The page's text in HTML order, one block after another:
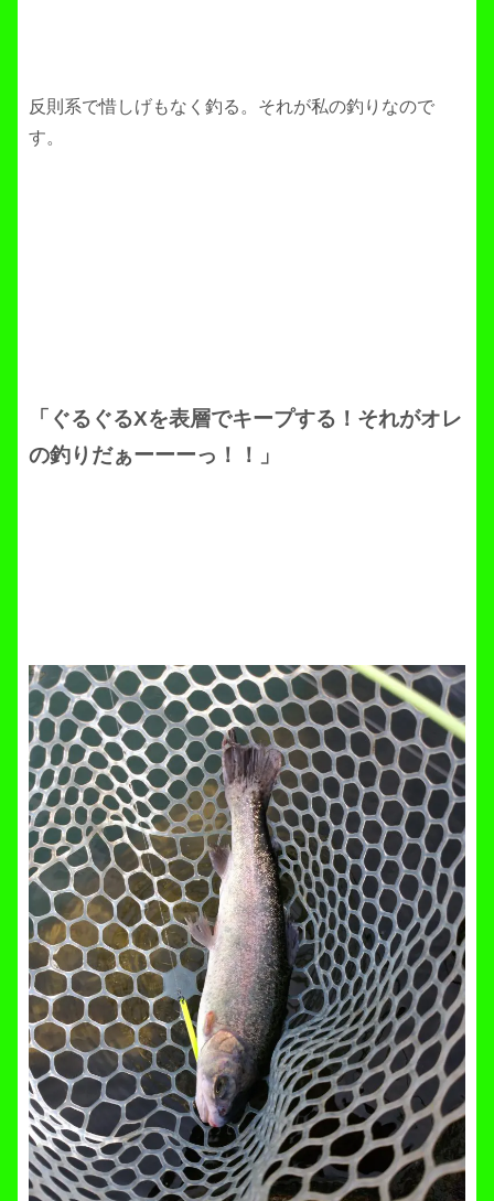
反則系で惜しげもなく釣る。それが私の釣りなので
す。
「ぐるぐるXを表層でキープする！それがオレ
の釣りだぁーーーっ！！」